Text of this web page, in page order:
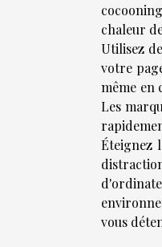
chaleur
Utilisez
votre
même en
Les
Éteignez
vous